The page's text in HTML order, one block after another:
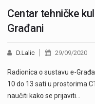
Centar tehničke
Građani
D.Lalic 29/09/2020
Radionica o sustavu e-
10 do 13 sati u prostorima
naučiti kako se prijaviti…